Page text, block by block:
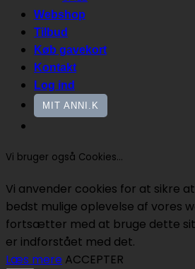
Webshop
Tilbud
Køb gavekort
Kontakt
Log ind
MIT ANNI.K
Vi bruger også Cookies...
Vi anvender cookies for at sikre
bedst mulige oplevelse af vores
fortsætter med at bruge dette
er indforstået med det.
Læs mere ACCEPTER